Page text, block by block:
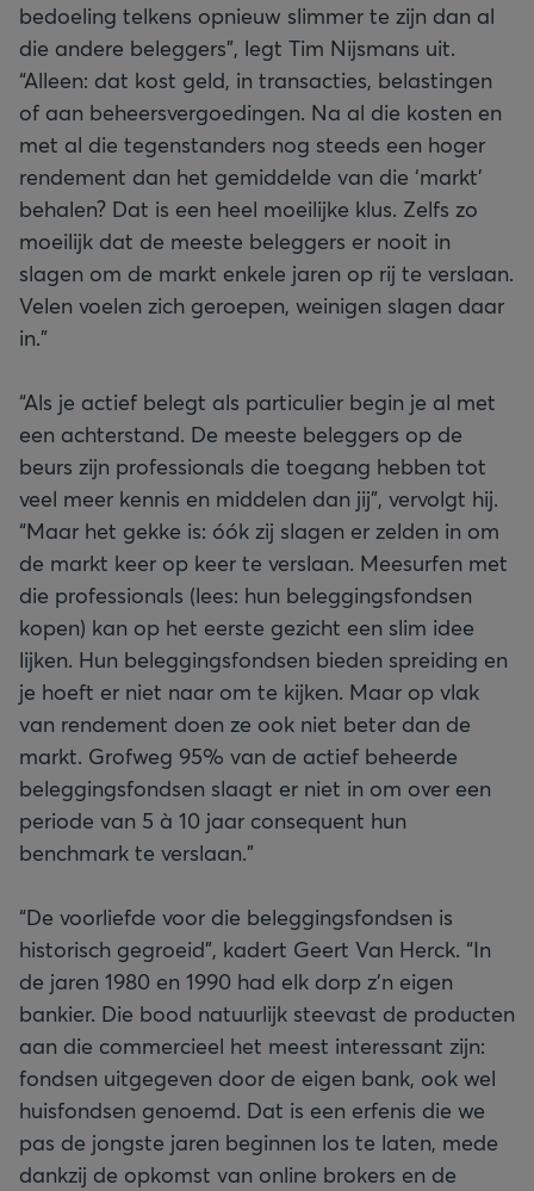
bedoeling telkens opnieuw slimmer te zijn dan al
die andere beleggers”, legt Tim Nijsmans uit.
“Alleen: dat kost geld, in transacties, belastingen
of aan beheersvergoedingen. Na al die kosten en
met al die tegenstanders nog steeds een hoger
rendement dan het gemiddelde van die ‘markt’
behalen? Dat is een heel moeilijke klus. Zelfs zo
moeilijk dat de meeste beleggers er nooit in
slagen om de markt enkele jaren op rij te verslaan.
Velen voelen zich geroepen, weinigen slagen daar
in.”
“Als je actief belegt als particulier begin je al met
een achterstand. De meeste beleggers op de
beurs zijn professionals die toegang hebben tot
veel meer kennis en middelen dan jij”, vervolgt hij.
“Maar het gekke is: óók zij slagen er zelden in om
de markt keer op keer te verslaan. Meesurfen met
die professionals (lees: hun beleggingsfondsen
kopen) kan op het eerste gezicht een slim idee
lijken. Hun beleggingsfondsen bieden spreiding en
je hoeft er niet naar om te kijken. Maar op vlak
van rendement doen ze ook niet beter dan de
markt. Grofweg 95% van de actief beheerde
beleggingsfondsen slaagt er niet in om over een
periode van 5 à 10 jaar consequent hun
benchmark te verslaan.”
“De voorliefde voor die beleggingsfondsen is
historisch gegroeid”, kadert Geert Van Herck. “In
de jaren 1980 en 1990 had elk dorp z’n eigen
bankier. Die bood natuurlijk steevast de producten
aan die commercieel het meest interessant zijn:
fondsen uitgegeven door de eigen bank, ook wel
huisfondsen genoemd. Dat is een erfenis die we
pas de jongste jaren beginnen los te laten, mede
dankzij de opkomst van online brokers en de